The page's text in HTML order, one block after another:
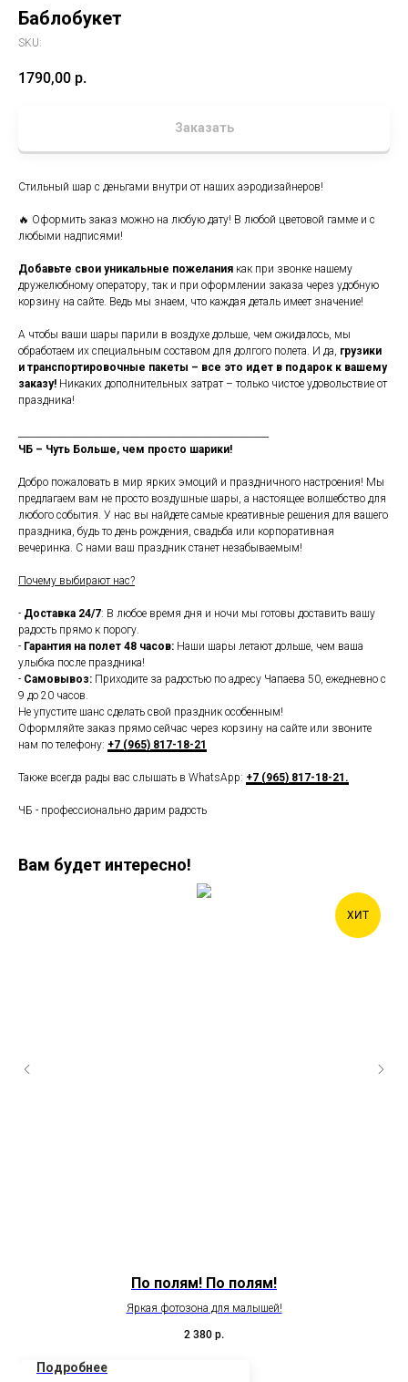
Баблобукет
SKU:
1790,00 р.
Заказать
Стильный шар с деньгами внутри от наших аэродизайнеров!
🔥 Оформить заказ можно на любую дату! В любой цветовой гамме и с
любыми надписями!
Добавьте свои уникальные пожелания как при звонке нашему
дружелюбному оператору, так и при оформлении заказа через удобную
корзину на сайте. Ведь мы знаем, что каждая деталь имеет значение!
А чтобы ваши шары парили в воздухе дольше, чем ожидалось, мы
обработаем их специальным составом для долгого полета. И да, грузики
и транспортировочные пакеты – все это идет в подарок к вашему
заказу! Никаких дополнительных затрат – только чистое удовольствие от
праздника!
ЧБ – Чуть Больше, чем просто шарики!
Добро пожаловать в мир ярких эмоций и праздничного настроения! Мы
предлагаем вам не просто воздушные шары, а настоящее волшебство для
любого события. У нас вы найдете самые креативные решения для вашего
праздника, будь то день рождения, свадьба или корпоративная
вечеринка. С нами ваш праздник станет незабываемым!
Почему выбирают нас?
- Доставка 24/7: В любое время дня и ночи мы готовы доставить вашу
радость прямо к порогу.
- Гарантия на полет 48 часов: Наши шары летают дольше, чем ваша
улыбка после праздника!
- Самовывоз: Приходите за радостью по адресу Чапаева 50, ежедневно с
9 до 20 часов.
Не упустите шанс сделать свой праздник особенным!
Оформляйте заказ прямо сейчас через корзину на сайте или звоните
нам по телефону: +7 (965) 817-18-21
Также всегда рады вас слышать в WhatsApp: +7 (965) 817-18-21.
ЧБ - профессионально дарим радость
Вам будет интересно!
ХИТ
По полям! По полям!
Яркая фотозона для малышей!
2 380 р.
Подробнее